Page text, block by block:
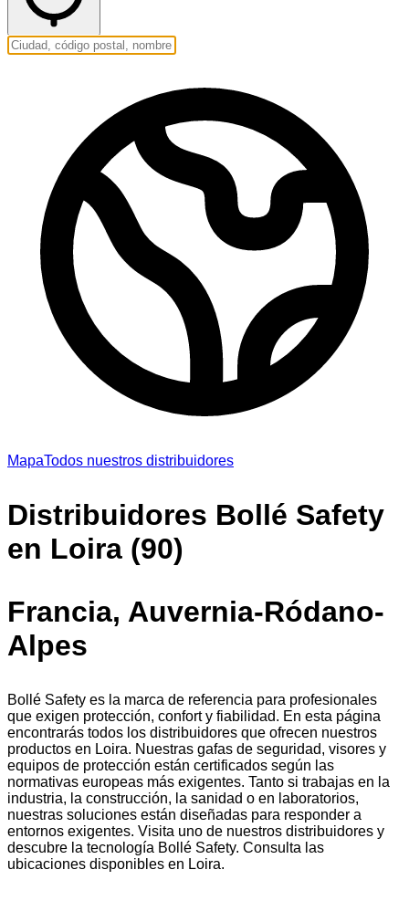
MapaTodos nuestros distribuidores
Distribuidores Bollé Safety
en Loira (90)
Francia, Auvernia-Ródano-
Alpes
Bollé Safety es la marca de referencia para profesionales
que exigen protección, confort y fiabilidad. En esta página
encontrarás todos los distribuidores que ofrecen nuestros
productos en Loira. Nuestras gafas de seguridad, visores y
equipos de protección están certificados según las
normativas europeas más exigentes. Tanto si trabajas en la
industria, la construcción, la sanidad o en laboratorios,
nuestras soluciones están diseñadas para responder a
entornos exigentes. Visita uno de nuestros distribuidores y
descubre la tecnología Bollé Safety. Consulta las
ubicaciones disponibles en Loira.